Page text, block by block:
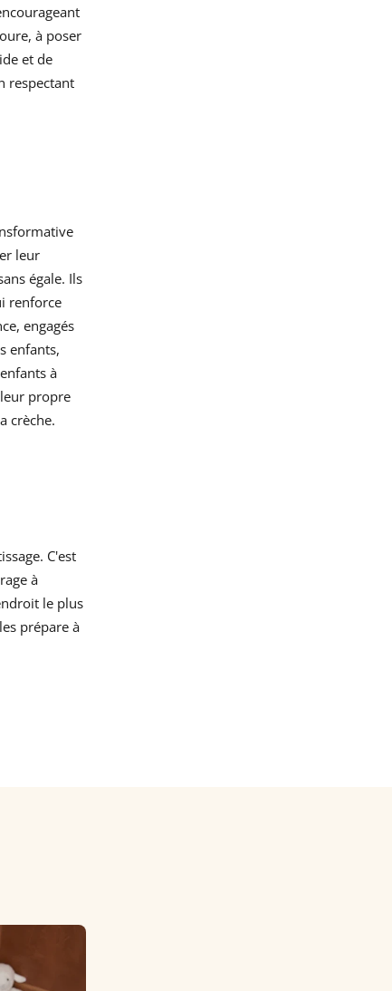
à poser
et de
respectant
leur
égale. Ils
renforce
engagés
enfants,
à
propre
crèche.
C'est
à
le plus
prépare à